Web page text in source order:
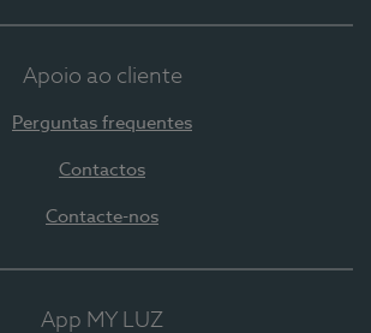
Apoio ao cliente
Perguntas frequentes
Contactos
Contacte-nos
App MY LUZ